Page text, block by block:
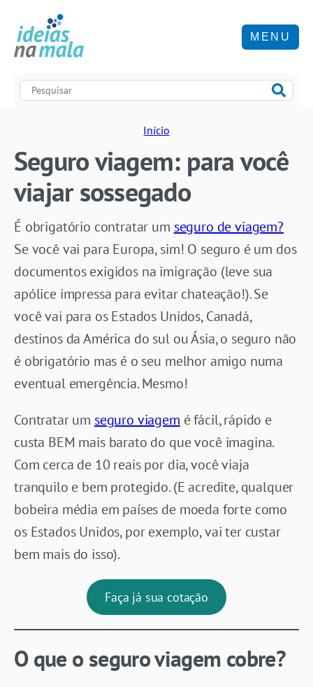
MENU
Início
Seguro viagem: para você
viajar sossegado
É obrigatório contratar um seguro de viagem?
Se você vai para Europa, sim! O seguro é um dos
documentos exigidos na imigração (leve sua
apólice impressa para evitar chateação!). Se
você vai para os Estados Unidos, Canadá,
destinos da América do sul ou Ásia, o seguro não
é obrigatório mas é o seu melhor amigo numa
eventual emergência. Mesmo!
Contratar um seguro viagem é fácil, rápido e
custa BEM mais barato do que você imagina.
Com cerca de 10 reais por dia, você viaja
tranquilo e bem protegido. (E acredite, qualquer
bobeira média em países de moeda forte como
os Estados Unidos, por exemplo, vai ter custar
bem mais do isso).
Faça já sua cotação
O que o seguro viagem cobre?